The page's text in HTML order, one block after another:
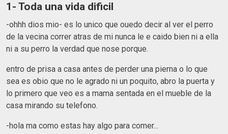
1- Toda una vida dificil
-ohhh dios mio- es lo unico que ouedo decir al ver el perro
de la vecina correr atras de mi nunca le e caido bien ni a ella
ni a su perro la verdad que nose porque.
entro de prisa a casa antes de perder una pierna o lo que
sea es obio que no le agrado ni un poquito, abro la puerta y
lo primero que veo es a mama sentada en el mueble de la
casa mirando su telefono.
-hola ma como estas hay algo para comer...